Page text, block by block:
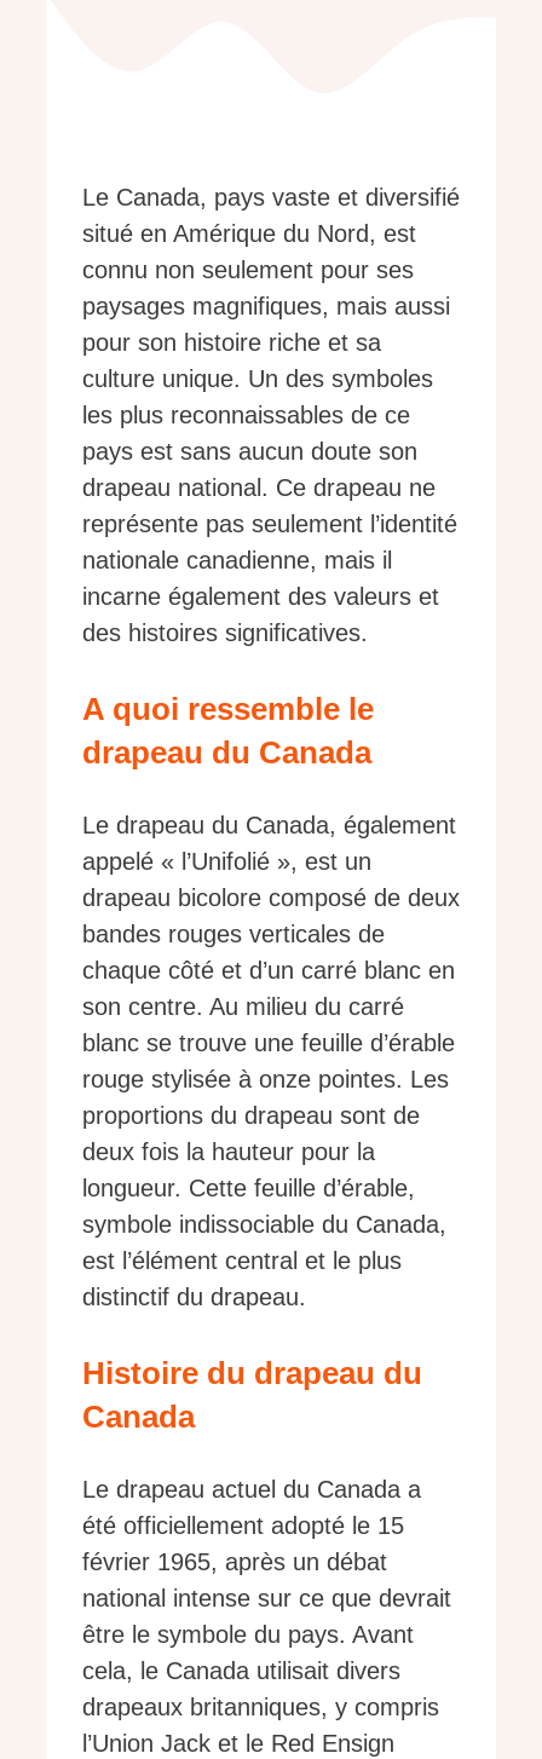
Le Canada, pays vaste et diversifié
situé en Amérique du Nord, est
connu non seulement pour ses
paysages magnifiques, mais aussi
pour son histoire riche et sa
culture unique. Un des symboles
les plus reconnaissables de ce
pays est sans aucun doute son
drapeau national. Ce drapeau ne
représente pas seulement l’identité
nationale canadienne, mais il
incarne également des valeurs et
des histoires significatives.
A quoi ressemble le
drapeau du Canada
Le drapeau du Canada, également
appelé « l’Unifolié », est un
drapeau bicolore composé de deux
bandes rouges verticales de
chaque côté et d’un carré blanc en
son centre. Au milieu du carré
blanc se trouve une feuille d’érable
rouge stylisée à onze pointes. Les
proportions du drapeau sont de
deux fois la hauteur pour la
longueur. Cette feuille d’érable,
symbole indissociable du Canada,
est l’élément central et le plus
distinctif du drapeau.
Histoire du drapeau du
Canada
Le drapeau actuel du Canada a
été officiellement adopté le 15
février 1965, après un débat
national intense sur ce que devrait
être le symbole du pays. Avant
cela, le Canada utilisait divers
drapeaux britanniques, y compris
l’Union Jack et le Red Ensign